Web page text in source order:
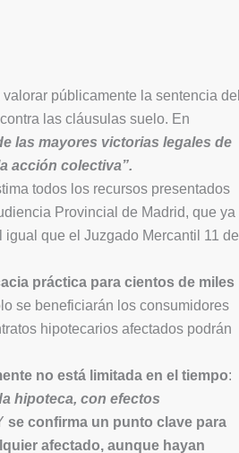
públicamente la sentencia del
las cláusulas suelo. En
las mayores victorias legales de
acción colectiva”.
todos los recursos presentados
Provincial de Madrid, que ya
que el Juzgado Mercantil 11 de
práctica para cientos de miles
se beneficiarán los consumidores
hipotecarios afectados podrán
no está limitada en el tiempo:
hipoteca, con efectos
se confirma un punto clave para
afectado, aunque hayan